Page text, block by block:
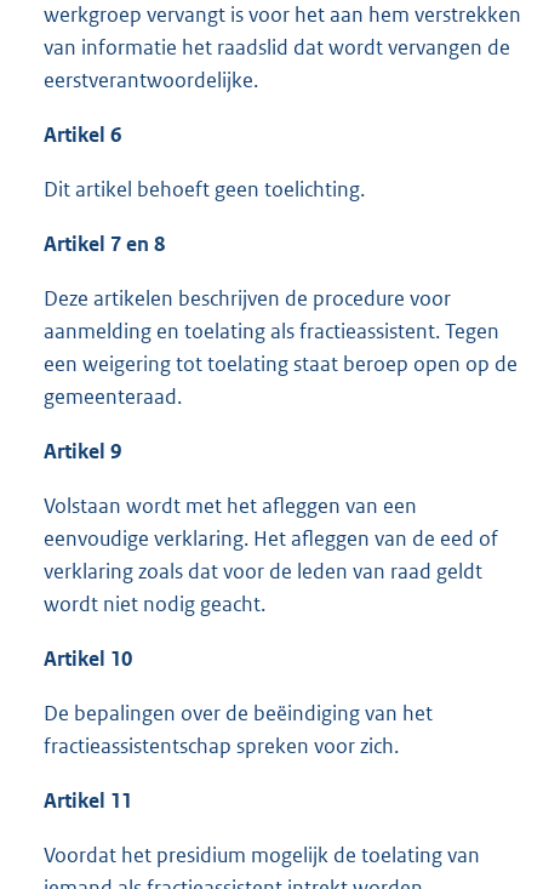
werkgroep vervangt is voor het aan hem verstrekken
van informatie het raadslid dat wordt vervangen de
eerstverantwoordelijke.
Artikel 6
Dit artikel behoeft geen toelichting.
Artikel 7 en 8
Deze artikelen beschrijven de procedure voor
aanmelding en toelating als fractieassistent. Tegen
een weigering tot toelating staat beroep open op de
gemeenteraad.
Artikel 9
Volstaan wordt met het afleggen van een
eenvoudige verklaring. Het afleggen van de eed of
verklaring zoals dat voor de leden van raad geldt
wordt niet nodig geacht.
Artikel 10
De bepalingen over de beëindiging van het
fractieassistentschap spreken voor zich.
Artikel 11
Voordat het presidium mogelijk de toelating van